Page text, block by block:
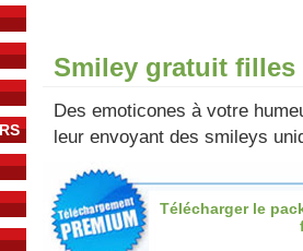
Smiley gratuit filles
Des emoticones à votre
leur envoyant des smileys
Télécharger le